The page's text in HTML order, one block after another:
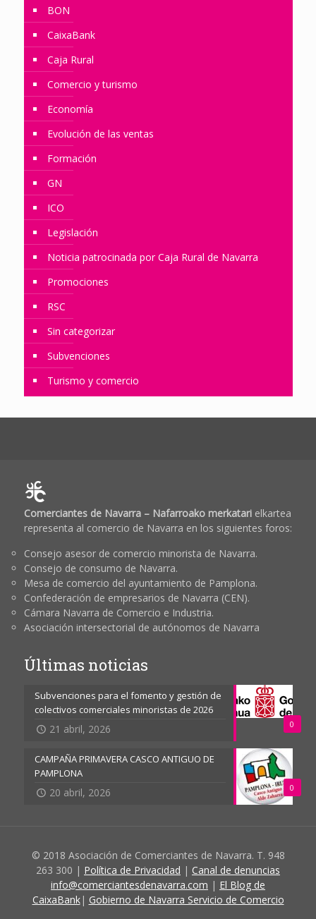
BON
CaixaBank
Caja Rural
Comercio y turismo
Economía
Evolución de las ventas
Formación
GN
ICO
Legislación
Noticia patrocinada por Caja Rural de Navarra
Promociones
RSC
Sin categorizar
Subvenciones
Turismo y comercio
Comerciantes de Navarra – Nafarroako merkatarielkartea
representa al comercio de Navarra en los siguientes foros:
Consejo asesor de comercio minorista de Navarra.
Consejo de consumo de Navarra.
Mesa de comercio del ayuntamiento de Pamplona.
Confederación de empresarios de Navarra (CEN).
Cámara Navarra de Comercio e Industria.
Asociación intersectorial de autónomos de Navarra
Últimas noticias
0
Subvenciones para el fomento y gestión de
colectivos comerciales minoristas de 2026
21 abril, 2026
0
CAMPAÑA PRIMAVERA CASCO ANTIGUO DE
PAMPLONA
20 abril, 2026
© 2018 Asociación de Comerciantes de Navarra. T. 948
263 300 | Política de Privacidad | Canal de denuncias
info@comerciantesdenavarra.com | El Blog de
CaixaBank| Gobierno de Navarra Servicio de Comercio